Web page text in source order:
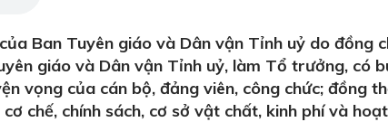
Ban Tuyên giáo và Dân vận Tỉnh uỷ do đồng
giáo và Dân vận Tỉnh uỷ, làm Tổ trưởng, có
vọng của cán bộ, đảng viên, công chức; đồng
chế, chính sách, cơ sở vật chất, kinh phí và